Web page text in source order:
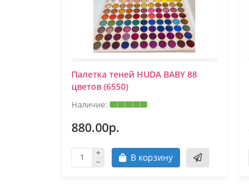
Палетка теней HUDA BABY 88
цветов (6550)
880.00р.
В корзину